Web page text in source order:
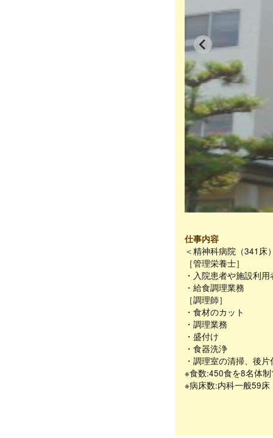
仕事内容
＜精神科病院（341床
［管理栄養士］
・入院患者や施設利
・給食調理業務
［調理師］
・食材のカット
・調理業務
・盛付け
・食器洗浄
・調理室の清掃、後
※食数:450食を8名体制
※病床数:内科一般59